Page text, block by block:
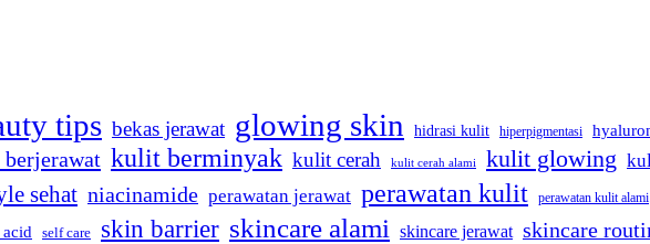
tips bekas jerawat glowing skin hidrasi kulit hiperpigmentasi
kulit berminyak kulit cerah kulit cerah alami kulit glowing
sehat niacinamide perawatan jerawat perawatan kulit perawatan kulit alami
self care skin barrier skincare alami skincare jerawat skincare